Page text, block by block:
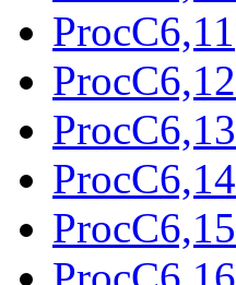
ProcC6,11
ProcC6,12
ProcC6,13
ProcC6,14
ProcC6,15